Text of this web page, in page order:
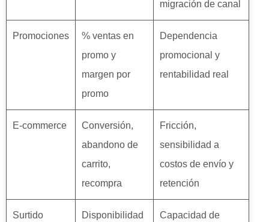
migración de canal
Promociones
% ventas en
promo y
margen por
promo
Dependencia
promocional y
rentabilidad real
E-commerce
Conversión,
abandono de
carrito,
recompra
Fricción,
sensibilidad a
costos de envío y
retención
Surtido Disponibilidad Capacidad de